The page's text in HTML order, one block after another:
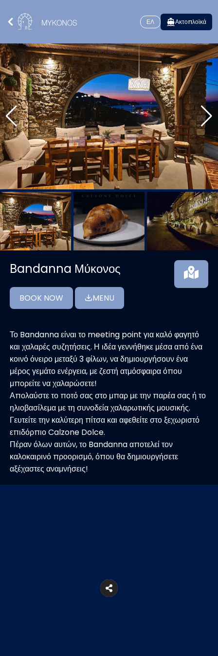
ΕΛ Ακτοπλοϊκά
Bandanna Μύκονος
BOOK NOW MENU
Το Bandanna είναι το meeting point για καλό φαγητό
και χαλαρές συζητήσεις. Η ιδέα γεννήθηκε μέσα από ένα
κοινό όνειρο μεταξύ 3 φίλων, να δημιουργήσουν ένα
μέρος γεμάτο ενέργεια, με ζεστή ατμόσφαιρα όπου
μπορείτε να χαλαρώσετε!
Απολαύστε το ποτό σας στο μπαρ με την παρέα σας ή το
ηλιοβασίλεμα με τη συνοδεία χαλαρωτικής μουσικής.
Γευτείτε την καλύτερη πίτσα και αφεθείτε στο ξεχωριστό
επιδόρπιο Calzone Dolce.
Πέραν όλων αυτών, το Bandanna αποτελεί τον
καλοκαιρινό προορισμό, όπου θα δημιουργήσετε
αξέχαστες αναμνήσεις!